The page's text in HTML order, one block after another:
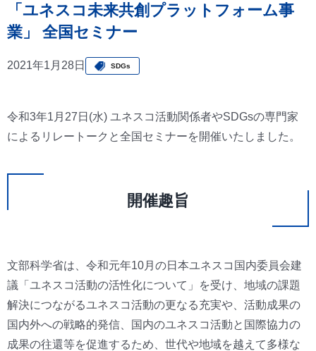
「ユネスコ未来共創プラットフォーム事
業」 全国セミナー
2021年1月28日 SDGs
令和3年1月27日(水) ユネスコ活動関係者やSDGsの専門家
によるリレートークと全国セミナーを開催いたしました。
開催趣旨
文部科学省は、令和元年10月の日本ユネスコ国内委員会建
議「ユネスコ活動の活性化について」を受け、地域の課題
解決につながるユネスコ活動の更なる充実や、活動成果の
国内外への戦略的発信、国内のユネスコ活動と国際協力の
成果の往還等を促進するため、世代や地域を越えて多様な